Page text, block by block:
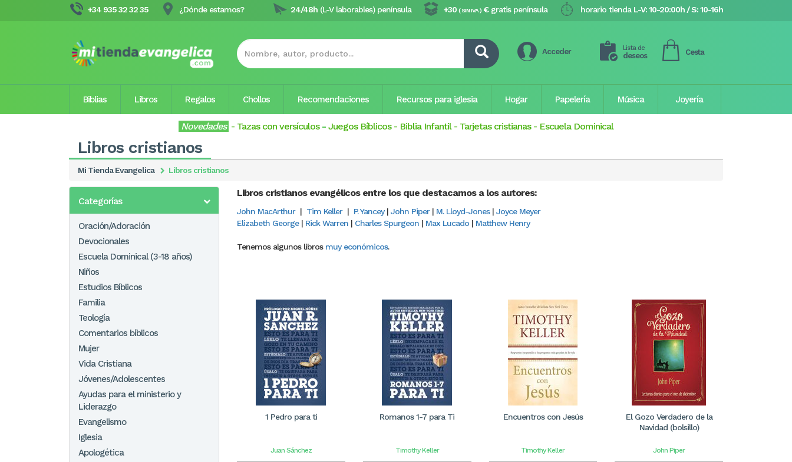
+34 935 32 32 35 ¿Dónde estamos? horario tienda L-V: 10-20:00h / S: 10-16h
+30 ( SIN IVA ) €gratis península
24/48h (L-V laborables) península
Acceder Lista de
deseos Cesta
Biblias Libros Regalos Chollos Recomendaciones Recursos para iglesia Hogar Papelería Música Joyería
Novedades - Tazas con versículos- Juegos Bíblicos- Biblia Infantil- Tarjetas cristianas - Escuela Dominical
Libros cristianos
Mi Tienda Evangelica Libros cristianos
Categorías
Oración/Adoración
Devocionales
Escuela Dominical (3-18 años)
Niños
Estudios Bíblicos
Familia
Teología
Comentarios bíblicos
Mujer
Vida Cristiana
Jóvenes/Adolescentes
Ayudas para el ministerio y
Liderazgo
Evangelismo
Iglesia
Apologética
Libros cristianos evangélicos entre los que destacamos a los autores:
John MacArthur| Tim Keller| P. Yancey| John Piper| M. Lloyd-Jones| Joyce Meyer
Elizabeth George| Rick Warren | Charles Spurgeon | Max Lucado | Matthew Henry
Tenemos algunos libros muy económicos.
1 Pedro para ti
Juan Sánchez
Romanos 1-7 para Ti
Timothy Keller
Encuentros con Jesús
Timothy Keller
El Gozo Verdadero de la
Navidad (bolsillo)
John Piper